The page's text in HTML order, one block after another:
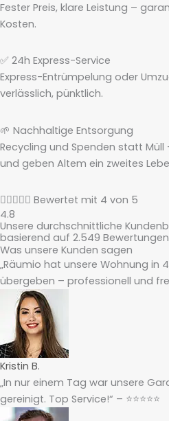
Fester Preis, klare Leistung –
Kosten.
✅ 24h Express-Service
Express-Entrümpelung oder
verlässlich, pünktlich.
🌱 Nachhaltige Entsorgung
Recycling und Spenden statt Müll
und geben Altem ein zweites
 Bewertet mit 4 von 5
4.8
Unsere durchschnittliche
basierend auf 2.549 Bewertungen
Was unsere Kunden sagen
„Räumio hat unsere Wohnung in
übergeben – professionell und
Kristin B.
„In nur einem Tag war unsere
gereinigt. Top Service!“ – ⭐⭐⭐⭐⭐